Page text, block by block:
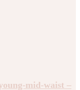
mid-waist –